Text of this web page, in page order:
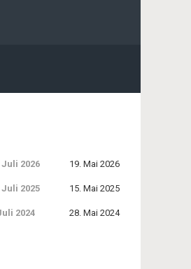
2026 19. Mai 2026
2025 15. Mai 2025
2024 28. Mai 2024